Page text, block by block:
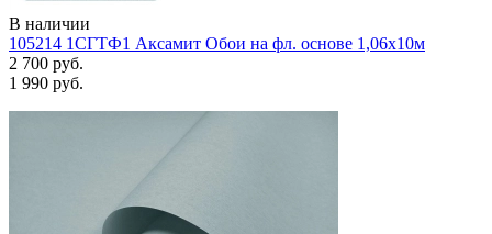
В наличии
105214 1СГТФ1 Аксамит Обои на фл. основе 1,06х10м
2 700 руб.
1 990 руб.